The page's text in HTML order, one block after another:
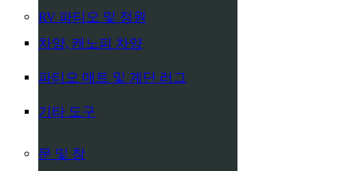
RV 파티오 및 정원
차양, 캐노피 차양
파티오 매트 및 계단 러그
기타 도구
문 및 창